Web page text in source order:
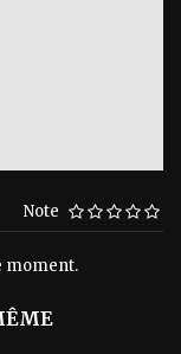
Note
moment.